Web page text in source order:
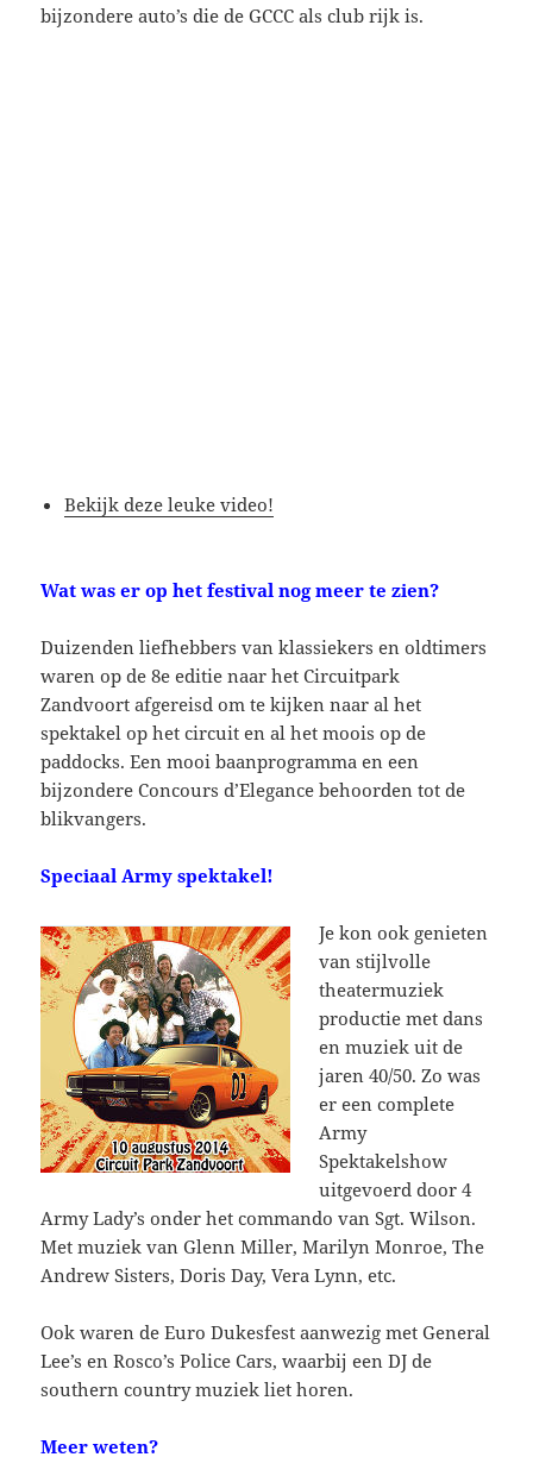
bijzondere auto’s die de GCCC als club rijk is.
Bekijk deze leuke video!
Wat was er op het festival nog meer te zien?
Duizenden liefhebbers van klassiekers en oldtimers
waren op de 8e editie naar het Circuitpark
Zandvoort afgereisd om te kijken naar al het
spektakel op het circuit en al het moois op de
paddocks. Een mooi baanprogramma en een
bijzondere Concours d’Elegance behoorden tot de
blikvangers.
Speciaal Army spektakel!
Je kon ook genieten
van stijlvolle
theatermuziek
productie met dans
en muziek uit de
jaren 40/50. Zo was
er een complete
Army
Spektakelshow
uitgevoerd door 4
Army Lady’s onder het commando van Sgt. Wilson.
Met muziek van Glenn Miller, Marilyn Monroe, The
Andrew Sisters, Doris Day, Vera Lynn, etc.
Ook waren de Euro Dukesfest aanwezig met General
Lee’s en Rosco’s Police Cars, waarbij een DJ de
southern country muziek liet horen.
Meer weten?